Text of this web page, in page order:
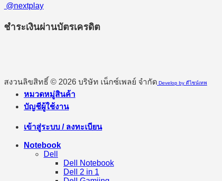
@nextplay
ชำระเงินผ่านบัตรเครดิต
สงวนลิขสิทธิ์ © 2026 บริษัท เน็กซ์เพลย์ จำกัด Develop by ดีไซน์เทพ
หมวดหมู่สินค้า
บัญชีผู้ใช้งาน
เข้าสู่ระบบ / ลงทะเบียน
Notebook
Dell
Dell Notebook
Dell 2 in 1